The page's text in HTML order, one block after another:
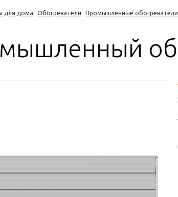
для дома Обогреватели Промышленные обогреватели